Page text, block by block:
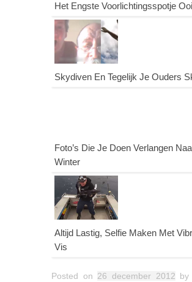
Het Engste Voorlichtingsspotje
Skydiven En Tegelijk Je Ouders
Foto’s Die Je Doen Verlangen
Winter
Altijd Lastig, Selfie Maken Met
Vis
Posted on 26 december 2012 by